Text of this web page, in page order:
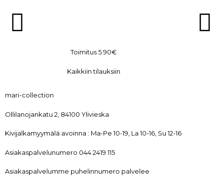
Toimitus 5.90€
Kaikkiin tilauksiin
mari-collection
Ollilanojankatu 2, 84100 Ylivieska
Kivijalkamyymälä avoinna : Ma-Pe 10-19, La 10-16, Su 12-16
Asiakaspalvelunumero 044 2419 115
Asiakaspalvelumme puhelinnumero palvelee